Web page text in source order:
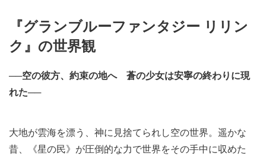
『グランブルーファンタジー リリン
ク』の世界観
──空の彼方、約束の地へ 蒼の少女は安寧の終わりに現
れた──
大地が雲海を漂う、神に見捨てられし空の世界。遥かな
昔、《星の民》が圧倒的な力で世界をその手中に収めた